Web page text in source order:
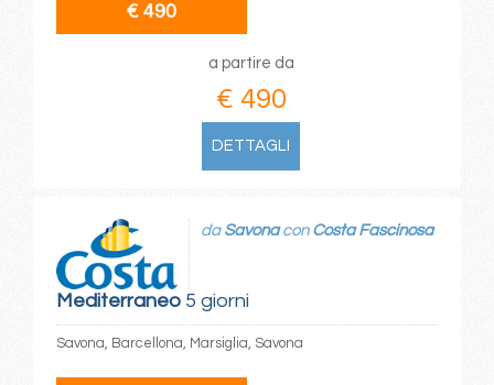
€ 490
a partire da
€ 490
DETTAGLI
Mediterraneo5 giorni
da Savonacon Costa Fascinosa
Savona, Barcellona, Marsiglia, Savona